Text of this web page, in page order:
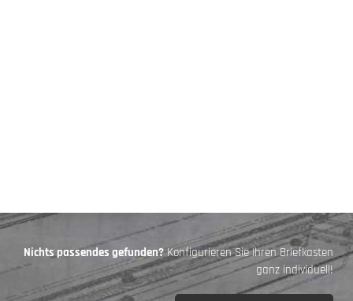
Nichts passendes gefunden?Konfigurieren Sie Ihren Briefkasten
ganz individuell!